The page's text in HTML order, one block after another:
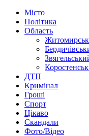
Місто
Політика
Область
ДТП
Кримінал
Гроші
Спорт
Цікаво
Скандали
Фото/Відео